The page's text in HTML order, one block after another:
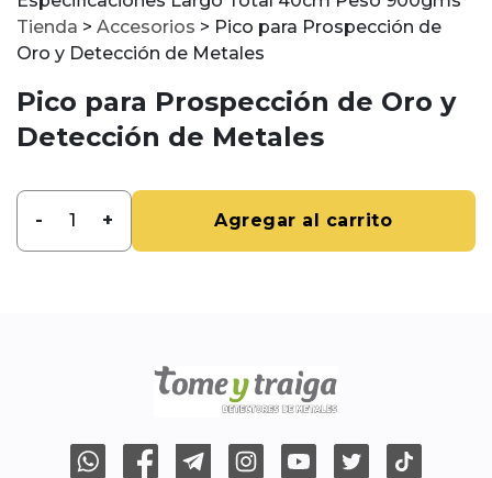
Tienda > Accesorios > Pico para Prospección de
Oro y Detección de Metales
Pico para Prospección de Oro y
Detección de Metales
- + Agregar al carrito